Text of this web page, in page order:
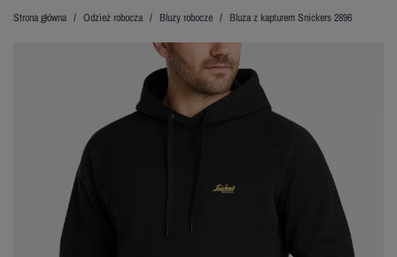
Strona główna Odzież robocza Bluzy robocze Bluza z kapturem Snickers 2896